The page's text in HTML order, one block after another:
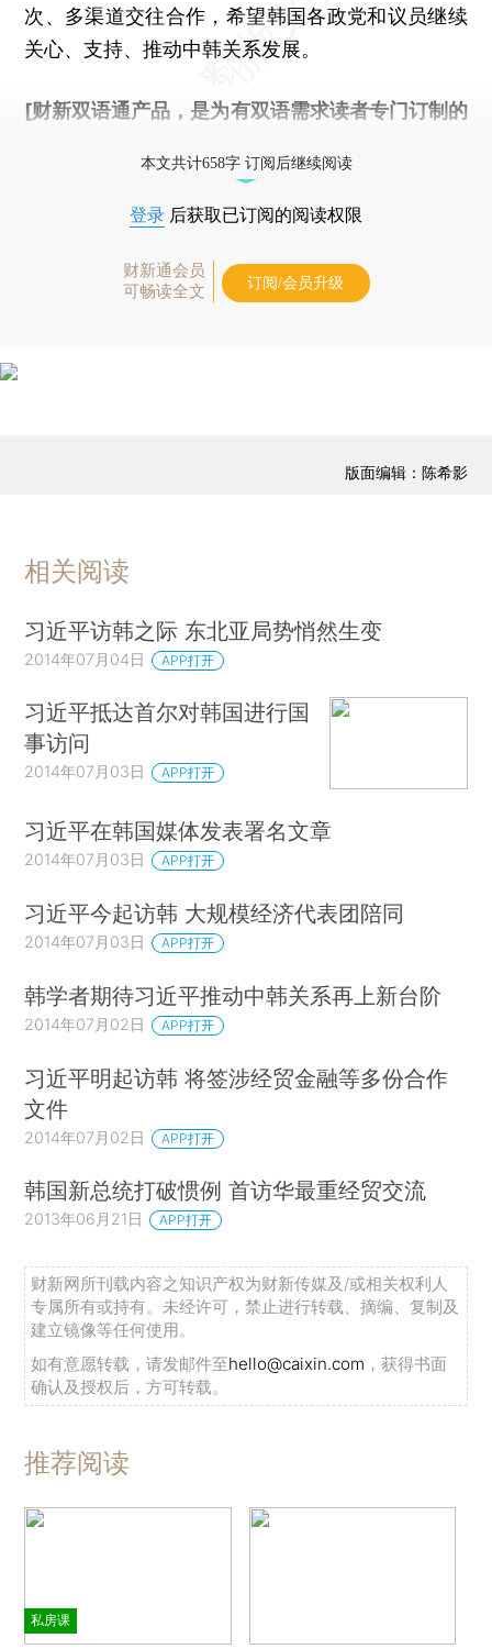
次、多渠道交往合作，希望韩国各政党和议员继续
关心、支持、推动中韩关系发展。
[财新双语通产品，是为有双语需求读者专门订制的
本文共计658字 订阅后继续阅读
登录 后获取已订阅的阅读权限
财新通会员
可畅读全文
订阅/会员升级
版面编辑：陈希影
相关阅读
习近平访韩之际 东北亚局势悄然生变
2014年07月04日 APP打开
习近平抵达首尔对韩国进行国
事访问
2014年07月03日 APP打开
习近平在韩国媒体发表署名文章
2014年07月03日 APP打开
习近平今起访韩 大规模经济代表团陪同
2014年07月03日 APP打开
韩学者期待习近平推动中韩关系再上新台阶
2014年07月02日 APP打开
习近平明起访韩 将签涉经贸金融等多份合作
文件
2014年07月02日 APP打开
韩国新总统打破惯例 首访华最重经贸交流
2013年06月21日 APP打开
财新网所刊载内容之知识产权为财新传媒及/或相关权利人
专属所有或持有。未经许可，禁止进行转载、摘编、复制及
建立镜像等任何使用。
如有意愿转载，请发邮件至hello@caixin.com ，获得书面
确认及授权后，方可转载。
推荐阅读
私房课